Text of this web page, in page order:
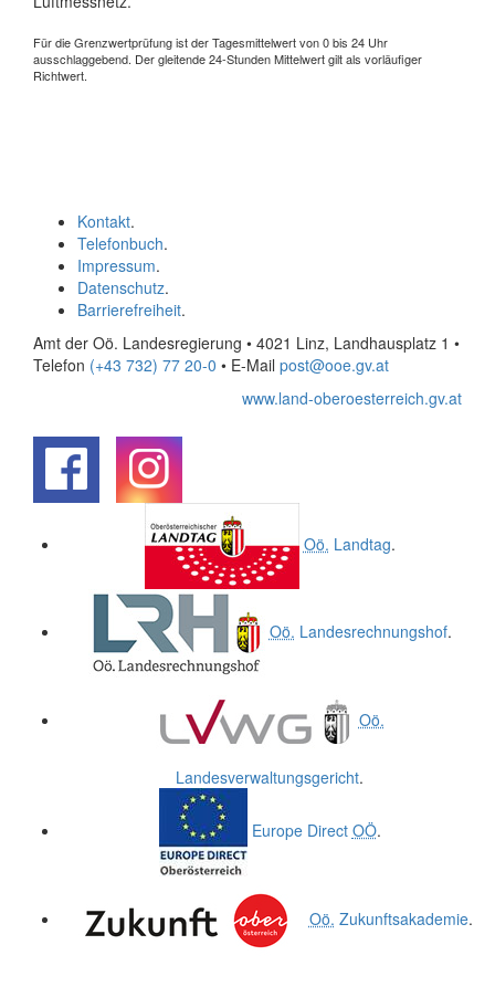
Für die Grenzwertprüfung ist der Tagesmittelwert von 0 bis 24 Uhr
ausschlaggebend. Der gleitende 24-Stunden Mittelwert gilt als vorläufiger
Richtwert.
Kontakt.
Telefonbuch.
Impressum.
Datenschutz.
Barrierefreiheit.
Amt der Oö. Landesregierung • 4021 Linz, Landhausplatz 1 •
Telefon (+43 732) 77 20-0 • E-Mail post@ooe.gv.at
www.land-oberoesterreich.gv.at
Oö. Landtag.
Oö. Landesrechnungshof.
Oö.
Landesverwaltungsgericht.
Europe Direct OÖ.
Oö. Zukunftsakademie.